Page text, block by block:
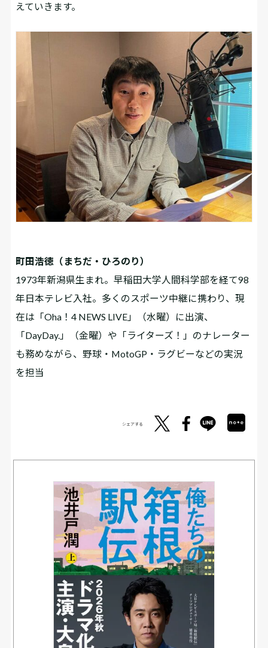
えていきます。
町田浩徳（まちだ・ひろのり）
1973年新潟県生まれ。早稲田大学人間科学部を経て98
年日本テレビ入社。多くのスポーツ中継に携わり、現
在は「Oha！4 NEWS LIVE」（水曜）に出演、
「DayDay.」（金曜）や「ライターズ！」のナレーター
も務めながら、野球・MotoGP・ラグビーなどの実況
を担当
シェアする